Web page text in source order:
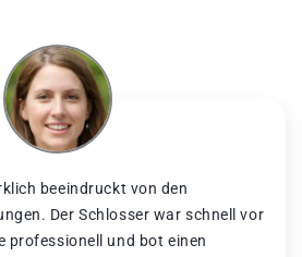
beeindruckt von den
Der Schlosser war schnell vor
professionell und bot einen